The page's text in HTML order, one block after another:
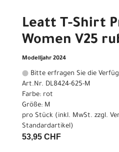
Leatt T-Shirt
Women V25
Modelljahr 2024
Bitte erfragen Sie die
Art.Nr. DL8424-625-M
Farbe: rot
Größe: M
pro Stück (inkl. MwSt. zzgl.
Standardartikel)
53,95 CHF